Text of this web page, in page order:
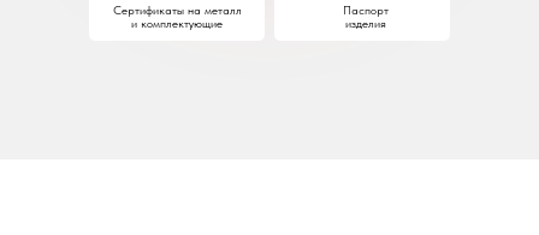
Паспорт
изделия
Сертификаты на металл
и комплектующие